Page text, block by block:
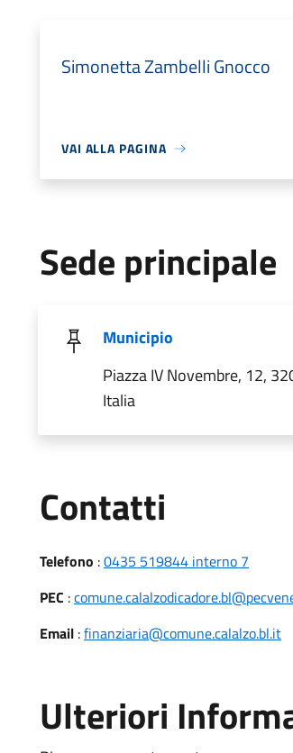
Simonetta Zambelli Gnocco
VAI ALLA PAGINA
Sede principale
Municipio
Piazza IV Novembre, 12,
Italia
Contatti
Telefono :0435 519844 interno 7
PEC :
Email:finanziaria@comune.calalzo.bl.it
Ulteriori